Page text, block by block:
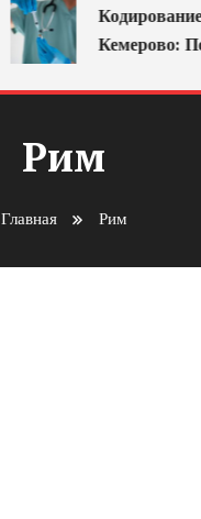
Кодирование
Кемерово:
Рим
Главная Рим